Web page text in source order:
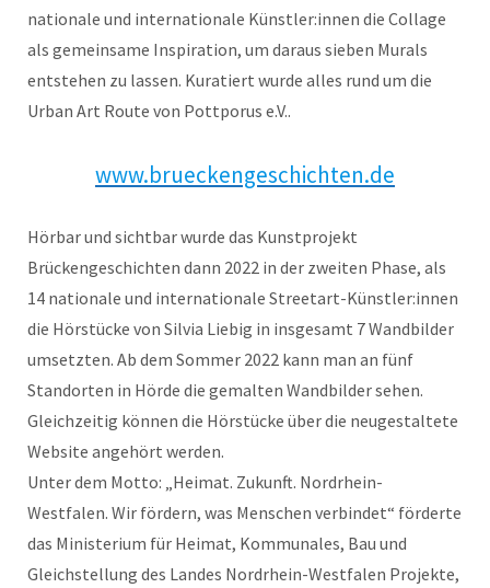
nationale und internationale Künstler:innen die Collage
als gemeinsame Inspiration, um daraus sieben Murals
entstehen zu lassen. Kuratiert wurde alles rund um die
Urban Art Route von Pottporus e.V..
www.brueckengeschichten.de
Hörbar und sichtbar wurde das Kunstprojekt
Brückengeschichten dann 2022 in der zweiten Phase, als
14 nationale und internationale Streetart-Künstler:innen
die Hörstücke von Silvia Liebig in insgesamt 7 Wandbilder
umsetzten. Ab dem Sommer 2022 kann man an fünf
Standorten in Hörde die gemalten Wandbilder sehen.
Gleichzeitig können die Hörstücke über die neugestaltete
Website angehört werden.
Unter dem Motto: „Heimat. Zukunft. Nordrhein-
Westfalen. Wir fördern, was Menschen verbindet“ förderte
das Ministerium für Heimat, Kommunales, Bau und
Gleichstellung des Landes Nordrhein-Westfalen Projekte,